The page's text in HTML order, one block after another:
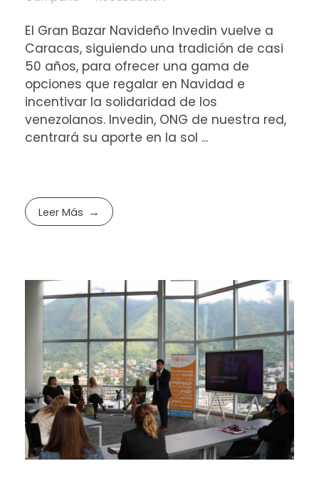
El Gran Bazar Navideño Invedin vuelve a
Caracas, siguiendo una tradición de casi
50 años, para ofrecer una gama de
opciones que regalar en Navidad e
incentivar la solidaridad de los
venezolanos. Invedin, ONG de nuestra red,
centrará su aporte en la sol ...
Leer Más